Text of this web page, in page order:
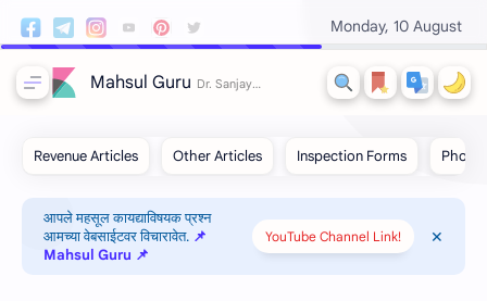
Monday, 10 August
Mahsul Guru
आपले महसूल कायद्याविषयक प्रश्न
आमच्या वेबसाईटवर विचारावेत. 📌
Mahsul Guru 📌
YouTube Channel Link!